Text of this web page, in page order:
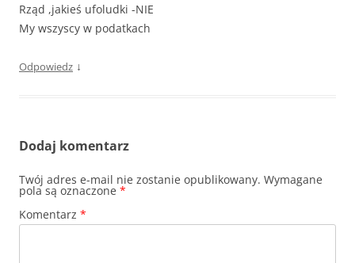
Rząd ,jakieś ufoludki -NIE
My wszyscy w podatkach
Odpowiedz ↓
Dodaj komentarz
Twój adres e-mail nie zostanie opublikowany. Wymagane
pola są oznaczone *
Komentarz *